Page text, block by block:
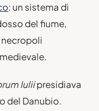
: un sistema di
del fiume,
Iuliipresidiava
del Danubio.